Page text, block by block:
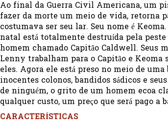
Ao final da Guerra Civil Americana, um
fazer da morte um meio de vida, retorna
costumava ser seu lar. Seu nome é
natal está totalmente destruída pela peste
homem chamado Capitão Caldwell. Seus
Lenny trabalham para o Capitão e Keoma
eles. Agora ele está preso no meio de
inocentes colonos, bandidos sádicos e
de ninguém, o grito de um homem ecoa
qualquer custo, um preço que será pago a
CARACTERÍSTICAS